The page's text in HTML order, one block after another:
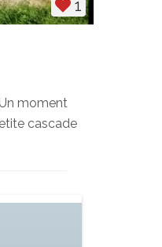
1
moment
cascade